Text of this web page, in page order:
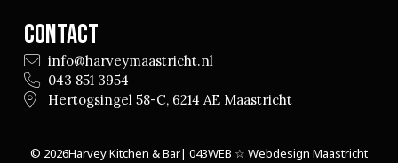
Contact
info@harveymaastricht.nl
043 851 3954
Hertogsingel 58-C, 6214 AE Maastricht
© 2026Harvey Kitchen & Bar| 043WEB ☆ Webdesign Maastricht